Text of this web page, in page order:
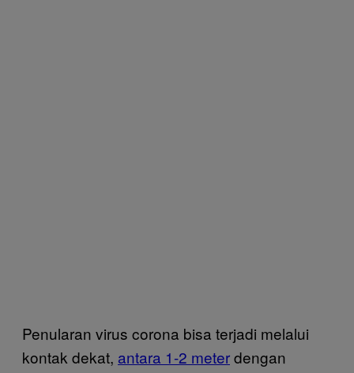
Penularan virus corona bisa terjadi melalui
kontak dekat, antara 1-2 meterdengan